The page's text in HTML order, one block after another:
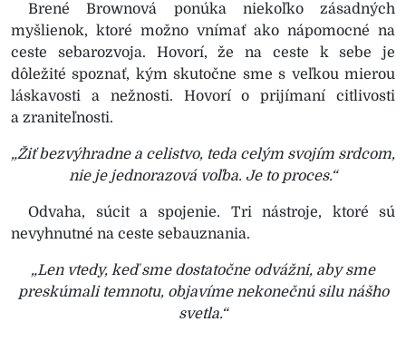
Brené Brownová ponúka niekoľko zásadných
myšlienok, ktoré možno vnímať ako nápomocné na
ceste sebarozvoja. Hovorí, že na ceste k sebe je
dôležité spoznať, kým skutočne sme s veľkou mierou
láskavosti a nežnosti. Hovorí o prijímaní citlivosti
a zraniteľnosti.
„Žiť bezvýhradne a celistvo, teda celým svojím srdcom,
nie je jednorazová voľba. Je to proces.“
Odvaha, súcit a spojenie. Tri nástroje, ktoré sú
nevyhnutné na ceste sebauznania.
„Len vtedy, keď sme dostatočne odvážni, aby sme
preskúmali temnotu, objavíme nekonečnú silu nášho
svetla.“